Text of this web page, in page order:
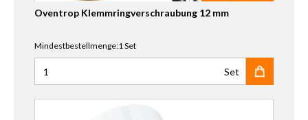
Oventrop Klemmringverschraubung 12 mm
Mindestbestellmenge:1 Set
Anzahl für Oventrop Klemmringverschraubung 12 mm
Set